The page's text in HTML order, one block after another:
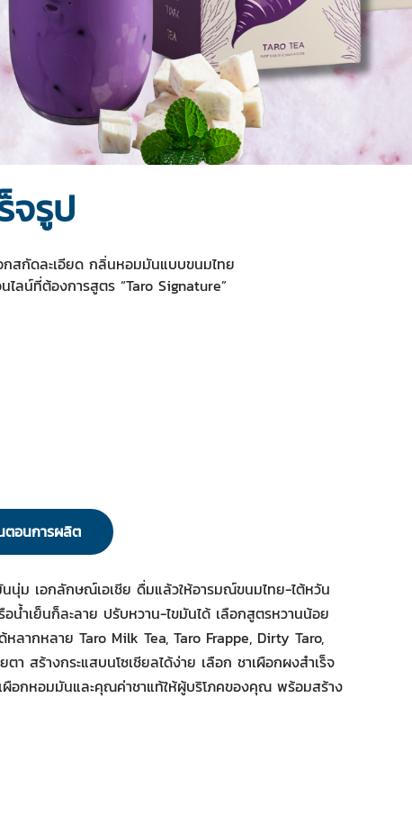
จรูป
กสกัดละเอียด กลิ่นหอมมันแบบขนมไทย
ไลน์ที่ต้องการสูตร “Taro Signature”
ตอนการผลิต
นุ่ม เอกลักษณ์เอเชีย ดื่มแล้วให้อารมณ์ขนมไทย-ไต้หวัน
น้ำเย็นก็ละลาย ปรับหวาน-ไขมันได้ เลือกสูตรหวานน้อย
ลากหลาย Taro Milk Tea, Taro Frappe, Dirty Taro,
สร้างกระแสบนโซเชียลได้ง่าย เลือก ชาเผือกผงสำเร็จ
อกหอมมันและคุณค่าชาแท้ให้ผู้บริโภคของคุณ พร้อมสร้าง